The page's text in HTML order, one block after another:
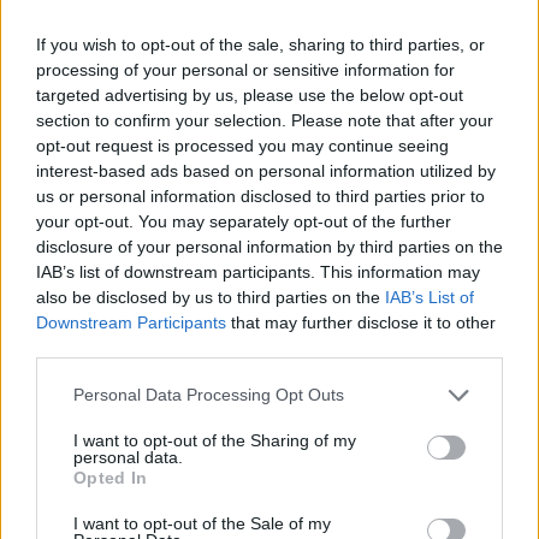
If you wish to opt-out of the sale, sharing to third parties, or
processing of your personal or sensitive information for
targeted advertising by us, please use the below opt-out
section to confirm your selection. Please note that after your
opt-out request is processed you may continue seeing
interest-based ads based on personal information utilized by
us or personal information disclosed to third parties prior to
your opt-out. You may separately opt-out of the further
disclosure of your personal information by third parties on the
IAB’s list of downstream participants. This information may
also be disclosed by us to third parties on the IAB’s List of
Downstream Participants that may further disclose it to other
Please note that this website/app uses one or more Google
not limited to your visit or usage behaviour. You may click to
grant or deny consent to Google and its third-party tags to
use your data for below specified purposes in below Google
consent section.
Personal Data Processing Opt Outs
I want to opt-out of the Sharing of my
personal data.
Opted In
I want to opt-out of the Sale of my
kudarcot vallott a korábbi
világbajnok
egyedül vág neki az idei
szezonnak
Dányi Gyöngyi
https://p1race.hu